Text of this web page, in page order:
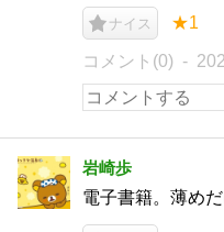
ナイス ★1
コメント(0)
岩崎歩
電子書籍。薄め